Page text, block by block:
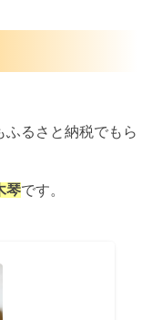
るさと納税でもら
琴です。